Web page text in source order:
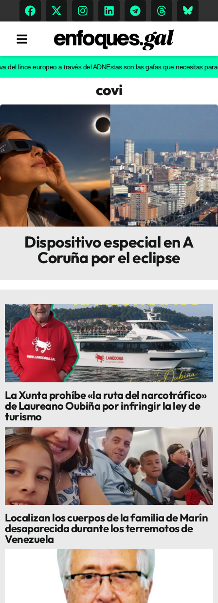
Gastronomía
Escenarios
Sostenibilidad
Innova
europeo a través del ADNEstas son las gafas que necesitas para ver
covi
Dispositivo especial en A
Coruña por el eclipse
La Xunta prohíbe «la ruta del narcotráfico»
de Laureano Oubiña por infringir la ley de
turismo
Localizan los cuerpos de la familia de Marín
desaparecida durante los terremotos de
Venezuela